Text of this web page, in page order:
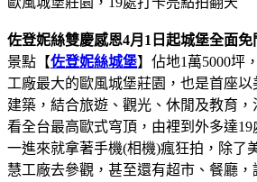
佐登妮絲雙慶感恩4月1日起城堡全面免
景點【佐登妮絲城堡】佔地1萬5000坪
工廠最大的歐風城堡莊園，也是首座
建築，結合旅遊、觀光、休閒及教育
看全台最高歐式穹頂，由裡到外多達
一進來就拿著手機(相機)瘋狂拍，除了
慧工廠去參觀，甚至還有超市、餐廳